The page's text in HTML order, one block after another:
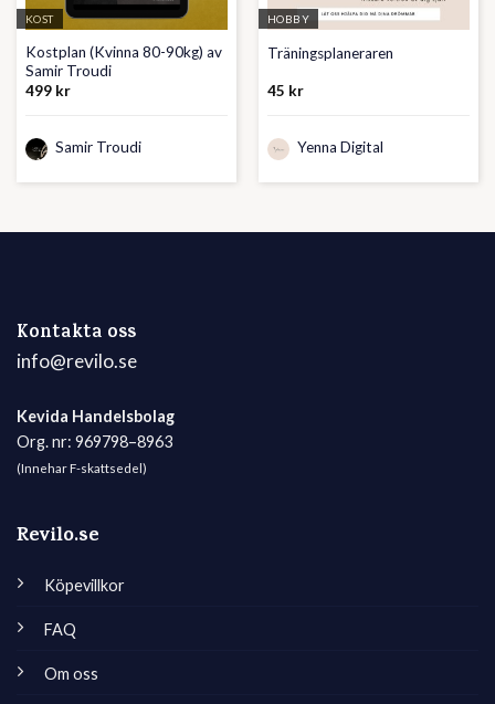
KOST
Kostplan (Kvinna 80-90kg) av
Samir Troudi
499 kr
Samir Troudi
HOBBY
Träningsplaneraren
45 kr
Yenna Digital
Kontakta oss
info@revilo.se
Kevida Handelsbolag
Org. nr: 969798–8963
(Innehar F-skattsedel)
Revilo.se
Köpevillkor
FAQ
Om oss